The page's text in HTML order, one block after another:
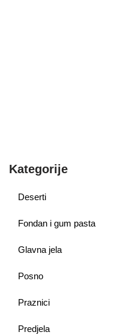
Kategorije
Deserti
Fondan i gum pasta
Glavna jela
Posno
Praznici
Predjela